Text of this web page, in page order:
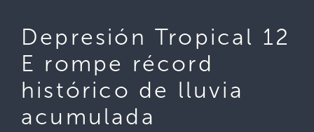
Depresión Tropical 12
E rompe récord
histórico de lluvia
acumulada